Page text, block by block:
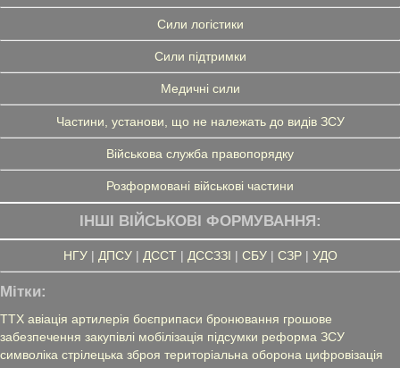
Сили логістики
Сили підтримки
Медичні сили
Частини, установи, що не належать до видів ЗСУ
Військова служба правопорядку
Розформовані військові частини
ІНШІ ВІЙСЬКОВІ ФОРМУВАННЯ:
НГУ| ДПСУ| ДССТ| ДССЗЗІ | СБУ| СЗР| УДО
Мітки:
ТТХ авіація артилерія боєприпаси бронювання грошове
забезпечення закупівлі мобілізація підсумки реформа ЗСУ
символіка стрілецька зброя територіальна оборона цифровізація